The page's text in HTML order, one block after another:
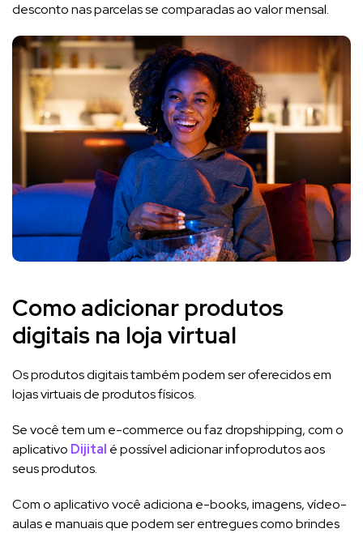
desconto nas parcelas se comparadas ao valor mensal.
Como adicionar produtos
digitais na loja virtual
Os produtos digitais também podem ser oferecidos em
lojas virtuais de produtos físicos.
Se você tem um e-commerce ou faz dropshipping, com o
aplicativo Dijital é possível adicionar infoprodutos aos
seus produtos.
Com o aplicativo você adiciona e-books, imagens, vídeo-
aulas e manuais que podem ser entregues como brindes